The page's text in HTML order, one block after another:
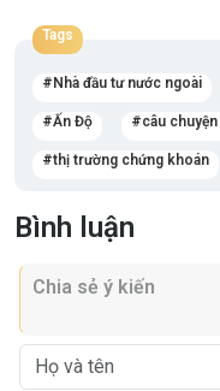
Tags
Nhà đầu tư nước ngoài
Ấn Độ câu chuyện
thị trường chứng khoán
Bình luận